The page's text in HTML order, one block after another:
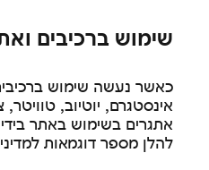
שימוש ברכיבים
כאשר נעשה שימוש
אינסטגרם, יוטיוב,
אתגרים בשימוש באתר בידי
להלן מספר דוגמאות